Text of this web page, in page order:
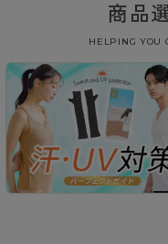
商品
HELPING YOU